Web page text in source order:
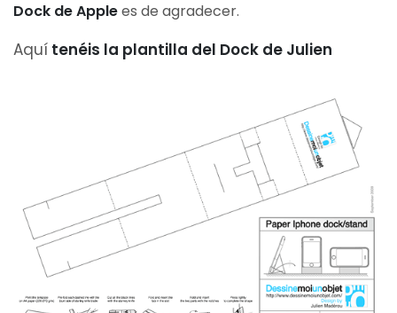
Dock de Applees de agradecer.
Aquí tenéis la plantilla del Dock de Julien